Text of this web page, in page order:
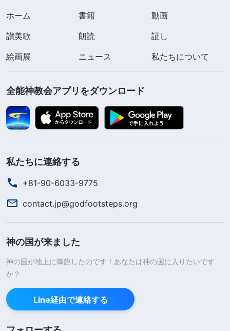
ホーム 書籍
動画
讃美歌
朗読
証し
絵画展
ニュース 私たちについて
全能神教会アプリをダウンロード
私たちに連絡する
+81-90-6033-9775
contact.jp@godfootsteps.org
神の国が来ました
神の国が地上に降臨したのです！あなたは神の国に入りたいです
か？
Line経由で連絡する